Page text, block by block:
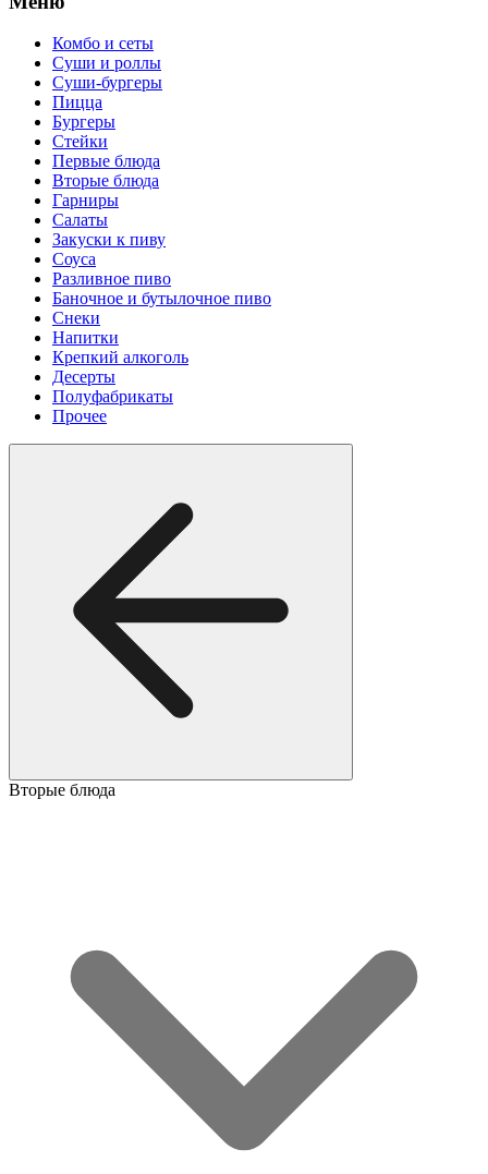
Комбо и сеты
Суши и роллы
Суши-бургеры
Пицца
Бургеры
Стейки
Первые блюда
Вторые блюда
Гарниры
Салаты
Закуски к пиву
Соуса
Разливное пиво
Баночное и бутылочное пиво
Снеки
Напитки
Крепкий алкоголь
Десерты
Полуфабрикаты
Прочее
Вторые блюда